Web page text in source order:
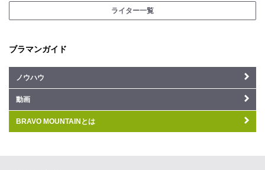
ライター一覧
ブラマンガイド
ノウハウ
動画
BRAVO MOUNTAINとは